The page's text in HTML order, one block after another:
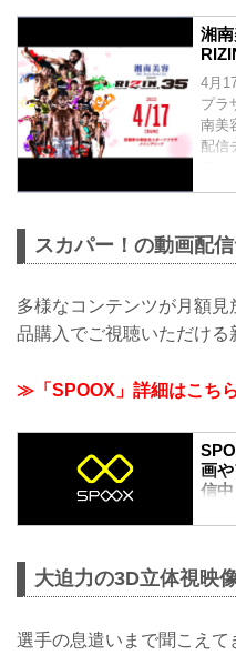
湘
4月
プラ
南美
配信
ラ
シ
女子
浅
是非
対戦
スカパー！の動画配
多様なコンテンツが月額
品購入でご視聴いただける
≫「SPOOX」詳細はこち
画
信中
購入
大迫力の3D立体視映
選手の息遣いまで聞こえ